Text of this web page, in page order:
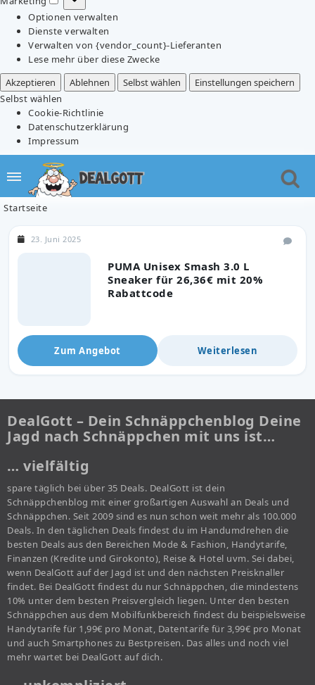
Marketing
Optionen verwalten
Dienste verwalten
Verwalten von {vendor_count}-Lieferanten
Lese mehr über diese Zwecke
Akzeptieren
Ablehnen Selbst wählen
Einstellungen speichern
Selbst wählen
Cookie-Richtlinie
Datenschutzerklärung
Impressum
Startseite
PUMA Unisex Smash 3.0 L
Sneaker für 26,36€ mit 20%
Rabattcode
23. Juni 2025
Zum Angebot Weiterlesen
DealGott – Dein Schnäppchenblog Deine
Jagd nach Schnäppchen mit uns ist…
… vielfältig
spare täglich bei über 35 Deals. DealGott ist dein
Schnäppchenblog mit einer großartigen Auswahl an Deals und
Schnäppchen. Seit 2009 sind es nun schon weit mehr als 100.000
Deals. In den täglichen Deals findest du im Handumdrehen die
besten Deals aus den Bereichen Mode & Fashion, Handytarife,
Finanzen (Kredite und Girokonto), Reise & Hotel uvm. Sei dabei,
wenn DealGott auf der Jagd ist und den nächsten Preisknaller
findet. Bei DealGott findest du nur Schnäppchen, die mindestens
10% unter dem besten Preisvergleich liegen. Unter den besten
Schnäppchen aus dem Mobilfunkbereich findest du beispielsweise
Handytarife für 1,99€ pro Monat, Datentarife für 3,99€ pro Monat
und auch Smartphones zu Bestpreisen. Das alles und noch viel
mehr wartet bei DealGott auf dich.